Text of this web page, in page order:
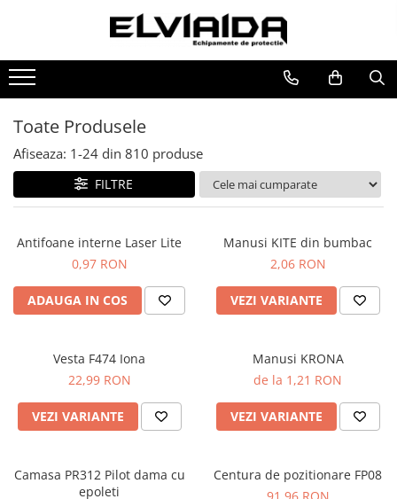
Toate Produsele
IMBRACAMINTE
IMBRACAMINTE DE LUCRU
IMBRACAMINTE REFLECTORIZANTA
IMBRACAMINTE DE IARNA
IMBRACAMINTE IMPERMEABILA
UNICA FOLOSINTA
IMBRACAMINTE ESD
ANTISTATICA
COMBINEZOANE, HALATE
DIVERSE
PANTALONI DE LUCRU
JACHETE VATUITE
Toate Produsele
Afiseaza: 1-24 din 810 produse
FILTRE
Antifoane interne Laser Lite
0,97 RON
ADAUGA IN COS
Manusi KITE din bumbac
2,06 RON
VEZI VARIANTE
Vesta F474 Iona
22,99 RON
VEZI VARIANTE
Manusi KRONA
de la 1,21 RON
VEZI VARIANTE
Camasa PR312 Pilot dama cu
epoleti
Centura de pozitionare FP08